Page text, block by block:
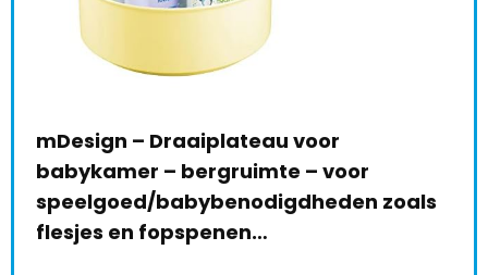
mDesign – Draaiplateau voor
babykamer – bergruimte – voor
speelgoed/babybenodigdheden zoals
flesjes en fopspenen…